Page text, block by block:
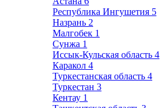
Республика Ингушетия 5
Назрань 2
Малгобек 1
Сунжа 1
Иссык-Кульская область 4
Каракол 4
Туркестанская область 4
Туркестан 3
Кентау 1